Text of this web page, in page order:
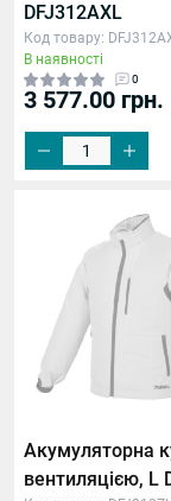
DFJ312AXL
Код товару:
В наявності
0
3 577.00 грн.
Акумуляторна
вентиляцією, L